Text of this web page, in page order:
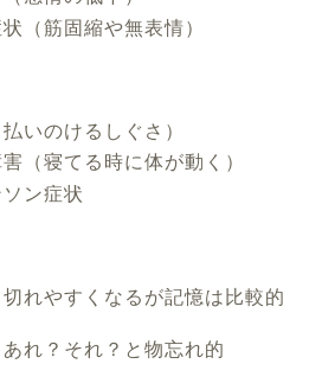
（筋固縮や無表情）
いのけるしぐさ）
（寝てる時に体が動く）
ン症状
れやすくなるが記憶は比較的
れ？それ？と物忘れ的